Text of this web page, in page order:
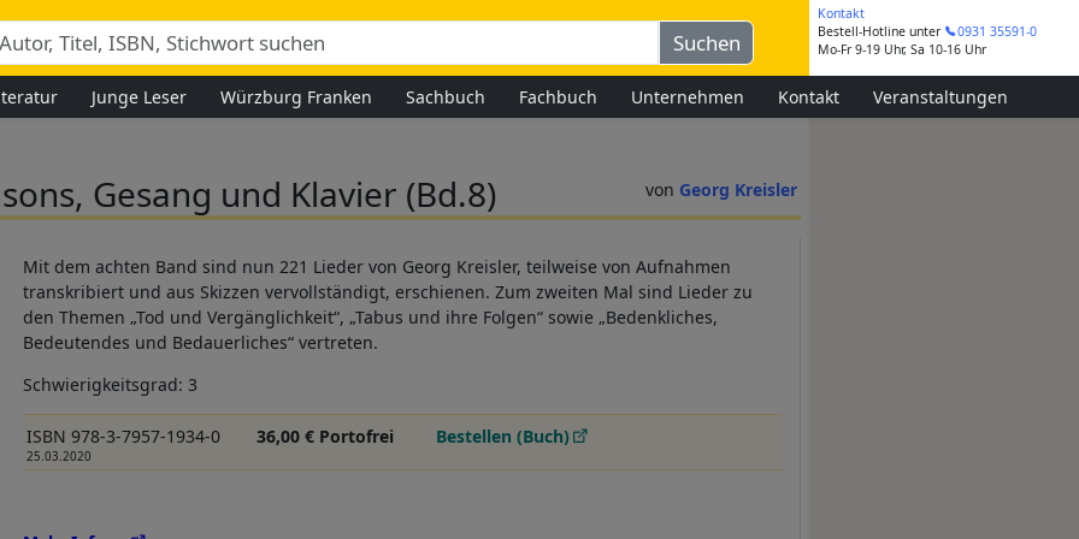
Kontakt
Bestell-Hotline unter
0931 35591-0
Mo-Fr 9-19 Uhr, Sa 10-16 Uhr
Junge Leser Würzburg Franken Sachbuch Fachbuch Unternehmen Kontakt Veranstaltungen
Georg Kreisler
Gesang und Klavier (Bd.8)
Mit dem achten Band sind nun 221 Lieder von Georg Kreisler, teilweise von Aufnahmen
transkribiert und aus Skizzen vervollständigt, erschienen. Zum zweiten Mal sind Lieder zu
den Themen „Tod und Vergänglichkeit“, „Tabus und ihre Folgen“ sowie „Bedenkliches,
Bedeutendes und Bedauerliches“ vertreten.
Schwierigkeitsgrad: 3
ISBN 978-3-7957-1934-0
25.03.2020
36,00 € Portofrei Bestellen (Buch)